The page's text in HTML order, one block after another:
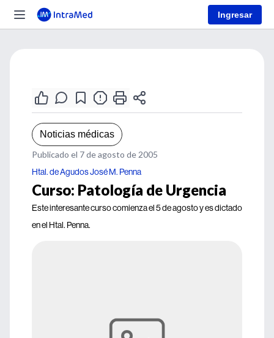
Ingresar
Noticias médicas
Publicado el 7 de agosto de 2005
Htal. de Agudos José M. Penna
Curso: Patología de Urgencia
Este interesante curso comienza el 5 de agosto y es dictado
en el Htal. Penna.